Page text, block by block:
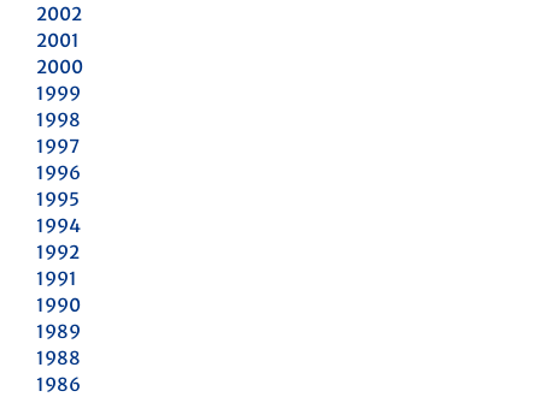
2002
2001
2000
1999
1998
1997
1996
1995
1994
1992
1991
1990
1989
1988
1986